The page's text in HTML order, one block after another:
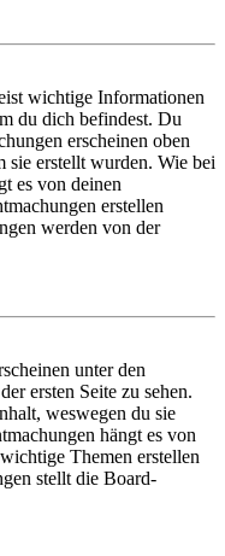
wichtige Informationen
du dich befindest. Du
erscheinen oben
sie erstellt wurden. Wie bei
es von deinen
erstellen
werden von der
unter den
ersten Seite zu sehen.
weswegen du sie
hängt es von
Themen erstellen
stellt die Board-